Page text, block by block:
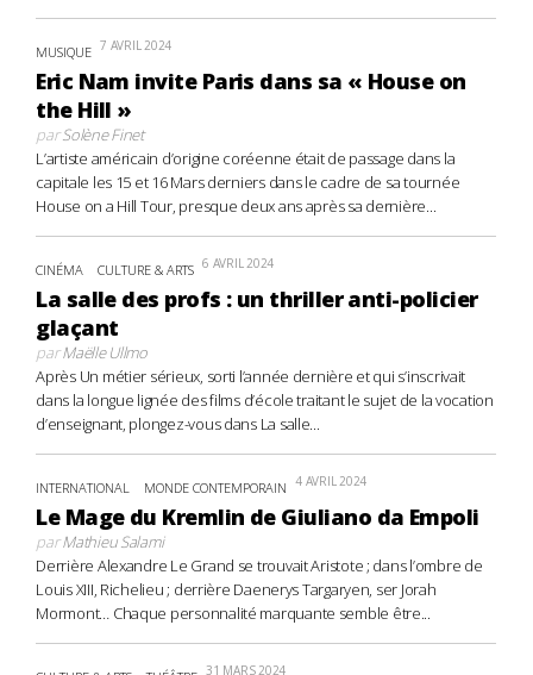
MUSIQUE 7 AVRIL 2024
Eric Nam invite Paris dans sa « House on
the Hill »
parSolène Finet
L’artiste américain d’origine coréenne était de passage dans la
capitale les 15 et 16 Mars derniers dans le cadre de sa tournée
House on a Hill Tour, presque deux ans après sa dernière...
CINÉMA CULTURE & ARTS 6 AVRIL 2024
La salle des profs : un thriller anti-policier
glaçant
parMaëlle Ullmo
Après Un métier sérieux, sorti l’année dernière et qui s’inscrivait
dans la longue lignée des films d’école traitant le sujet de la vocation
d’enseignant, plongez-vous dans La salle...
INTERNATIONAL MONDE CONTEMPORAIN 4 AVRIL 2024
Le Mage du Kremlin de Giuliano da Empoli
parMathieu Salami
Derrière Alexandre Le Grand se trouvait Aristote ; dans l’ombre de
Louis XIII, Richelieu ; derrière Daenerys Targaryen, ser Jorah
Mormont… Chaque personnalité marquante semble être...
31 MARS 2024